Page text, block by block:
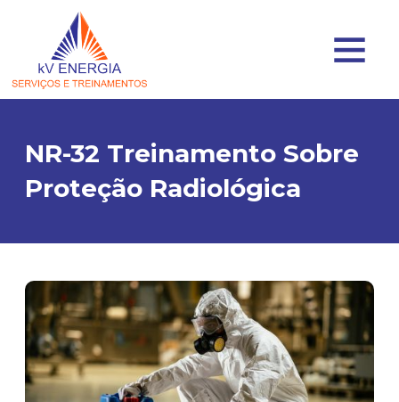
NR-32 Treinamento Sobre
Proteção Radiológica